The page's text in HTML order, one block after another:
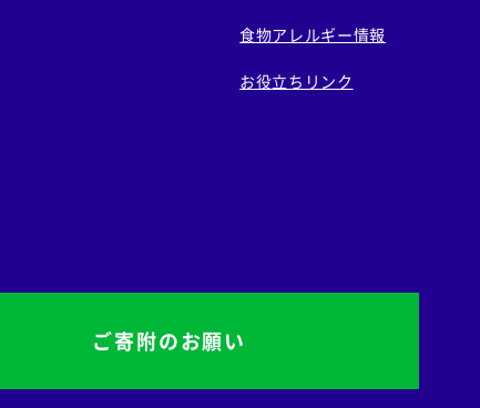
食物アレルギー情報
お役立ちリンク
ご寄附のお願い